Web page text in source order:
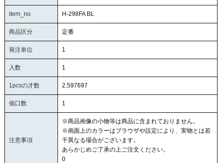
item_no H-298FA BL
商品区分 定番
発注単位 1
入数 1
1pcsの才数 2.597697
個口数 1
注意事項
※商品画像の小物等は商品に含まれておりません。
※画面上のカラーはブラウザや設定により、実物とは若
干異なる場合がございます。
あらかじめご了承の上ご注文ください。
0